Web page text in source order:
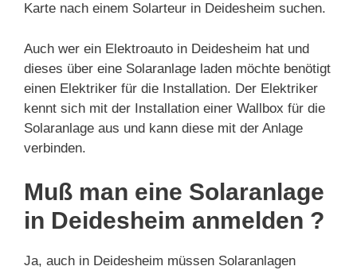
Karte nach einem Solarteur in Deidesheim suchen.
Auch wer ein Elektroauto in Deidesheim hat und
dieses über eine Solaranlage laden möchte benötigt
einen Elektriker für die Installation. Der Elektriker
kennt sich mit der Installation einer Wallbox für die
Solaranlage aus und kann diese mit der Anlage
verbinden.
Muß man eine Solaranlage
in Deidesheim anmelden ?
Ja, auch in Deidesheim müssen Solaranlagen